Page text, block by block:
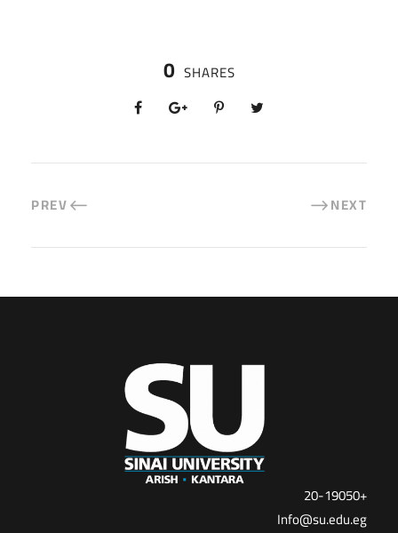
0 SHARES
PREV NEXT
+20-19050
Info@su.edu.eg